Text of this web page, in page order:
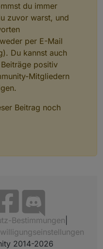
du immer
zuvor warst, und
per E-Mail
Du kannst auch
positiv
Mitgliedern
Beitrag noch
Bestimmungen
2014-2026